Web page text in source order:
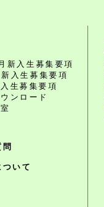
新入生募集要項
入生募集要項
生募集要項
ンロード
いて